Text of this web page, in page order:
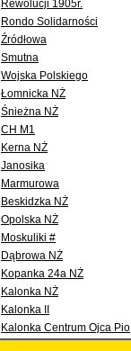
Rewolucji 1905r.
Rondo Solidarności
Źródłowa
Smutna
Wojska Polskiego
Łomnicka NŻ
Śnieżna NŻ
CH M1
Kerna NŻ
Janosika
Marmurowa
Beskidzka NŻ
Opolska NŻ
Moskuliki #
Dąbrowa NŻ
Kopanka 24a NŻ
Kalonka NŻ
Kalonka II
Kalonka Centrum Ojca Pio